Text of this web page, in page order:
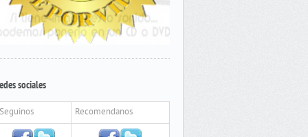
sociales
Seguinos Recomendanos